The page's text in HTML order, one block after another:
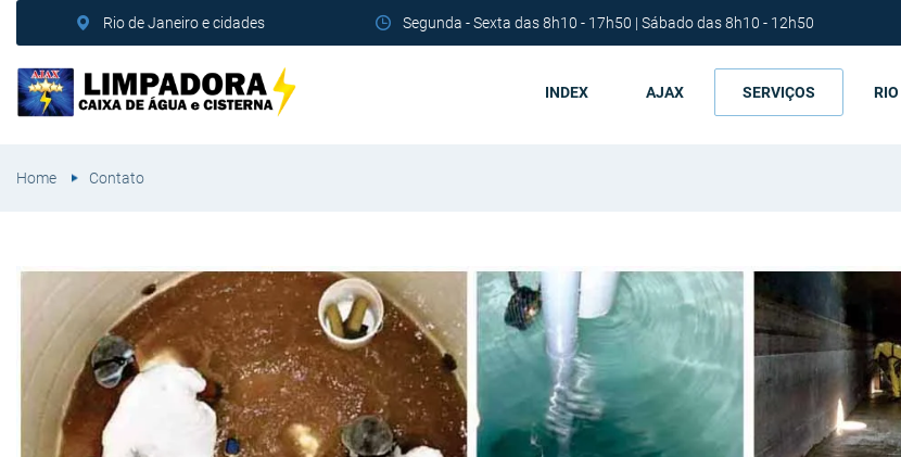
Rio de Janeiro e cidades Segunda - Sexta das 8h10 - 17h50 | Sábado das 8h10 - 12h50
INDEX AJAX SERVIÇOS RIO
Home Contato